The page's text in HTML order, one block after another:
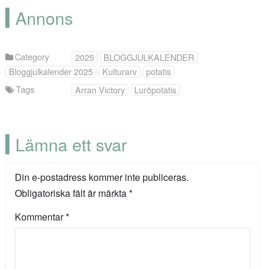
Annons
Category 2025
BLOGGJULKALENDER
Bloggjulkalender 2025
Kulturarv
potatis
Tags
Arran Victory Luröpotatis
Lämna ett svar
Din e-postadress kommer inte publiceras.
Obligatoriska fält är märkta*
Kommentar*